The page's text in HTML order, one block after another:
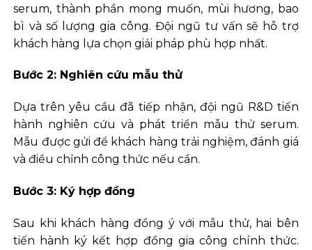
serum, thành phần mong muốn, mùi hương, bao
bì và số lượng gia công. Đội ngũ tư vấn sẽ hỗ trợ
khách hàng lựa chọn giải pháp phù hợp nhất.
Bước 2: Nghiên cứu mẫu thử
Dựa trên yêu cầu đã tiếp nhận, đội ngũ R&D tiến
hành nghiên cứu và phát triển mẫu thử serum.
Mẫu được gửi để khách hàng trải nghiệm, đánh giá
và điều chỉnh công thức nếu cần.
Bước 3: Ký hợp đồng
Sau khi khách hàng đồng ý với mẫu thử, hai bên
tiến hành ký kết hợp đồng gia công chính thức.